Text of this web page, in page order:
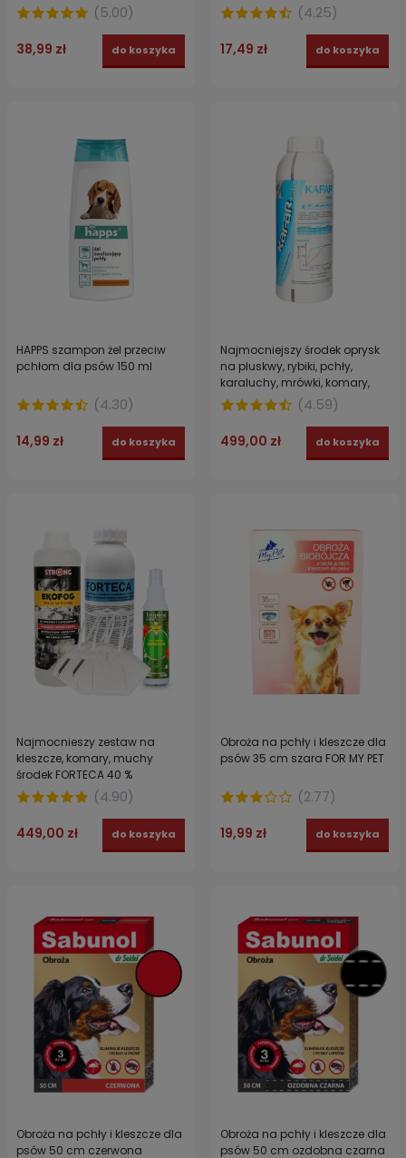
(5.00)
38,99 zł do koszyka
(4.25)
17,49 zł do koszyka
HAPPS szampon żel przeciw
pchłom dla psów 150 ml
(4.30)
14,99 zł do koszyka
Najmocniejszy środek oprysk
na pluskwy, rybiki, pchły,
karaluchy, mrówki, komary,
muchy KAFAR 600 EC 1 L
(4.59)
499,00 zł do koszyka
Najmocnieszy zestaw na
kleszcze, komary, muchy
środek FORTECA 40 %
permetryna + utrwalacz
EKOFOG + spray przeciw
komarom TROPICAL 15 % DEET
+ 2x maseczka FFP2
(4.90)
449,00 zł do koszyka
Obroża na pchły i kleszcze dla
psów 35 cm szara FOR MY PET
(2.77)
19,99 zł do koszyka
Obroża na pchły i kleszcze dla
psów 50 cm czerwona
Obroża na pchły i kleszcze dla
psów 50 cm ozdobna czarna